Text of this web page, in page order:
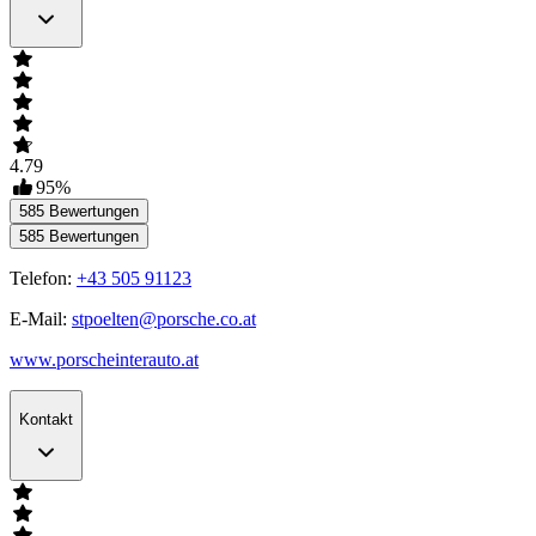
4.79
95%
585 Bewertungen
585 Bewertungen
Telefon: +43 505 91123
E-Mail: stpoelten@porsche.co.at
www.porscheinterauto.at
Kontakt